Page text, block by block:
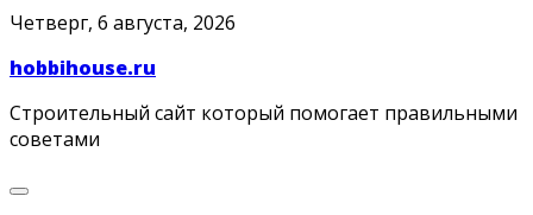
Skip
content
Четверг, 6 августа, 2026
hobbihouse.ru
Строительный сайт который помогает правильными
советами